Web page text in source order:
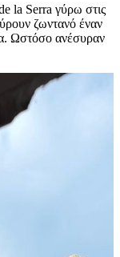
la Serra γύρω στις
ζωντανό έναν
Ωστόσο ανέσυραν